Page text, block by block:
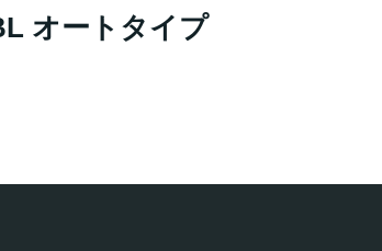
オートタイプ